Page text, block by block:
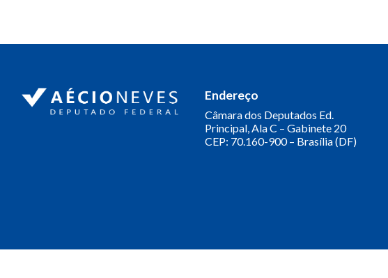
Endereço
Câmara dos Deputados Ed.
Principal, Ala C – Gabinete 20
CEP: 70.160-900 – Brasília (DF)